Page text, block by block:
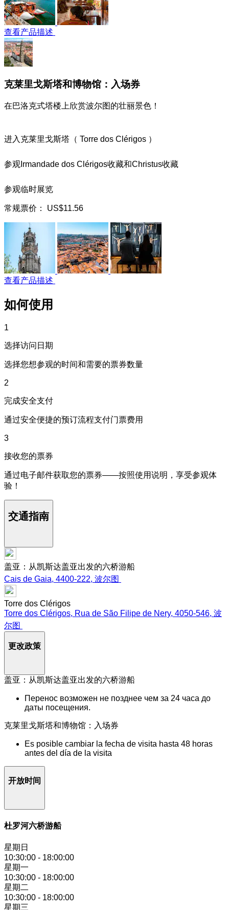
查看产品描述
克莱里戈斯塔和博物馆：入场券
在巴洛克式塔楼上欣赏波尔图的壮丽景色！
进入克莱里戈斯塔（ Torre dos Clérigos ）
参观Irmandade dos Clérigos收藏和Christus收藏
参观临时展览
常规票价： US$11.56
查看产品描述
如何使用
1
选择访问日期
选择您想参观的时间和需要的票券数量
2
完成安全支付
通过安全便捷的预订流程支付门票费用
3
接收您的票券
通过电子邮件获取您的票券——按照使用说明，享受参观体
验！
交通指南
盖亚：从凯斯达盖亚出发的六桥游船
Cais de Gaia, 4400-222, 波尔图
Torre dos Clérigos
Torre dos Clérigos, Rua de São Filipe de Nery, 4050-546, 波
尔图
更改政策
盖亚：从凯斯达盖亚出发的六桥游船
Перенос возможен не позднее чем за 24 часа до
даты посещения.
克莱里戈斯塔和博物馆：入场券
Es posible cambiar la fecha de visita hasta 48 horas
antes del día de la visita
开放时间
杜罗河六桥游船
星期日
10:30:00 - 18:00:00
星期一
10:30:00 - 18:00:00
星期二
10:30:00 - 18:00:00
星期三